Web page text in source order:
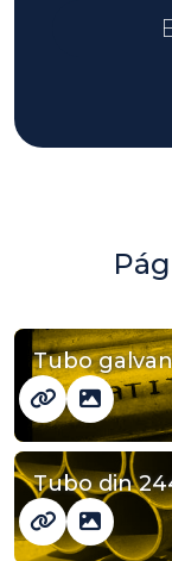
Tubo
Tubo din